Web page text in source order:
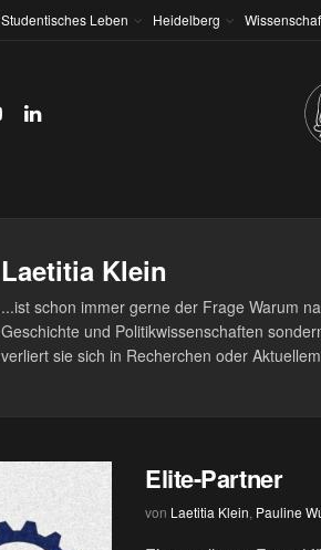
Studentisches Leben Heidelberg
Laetitia Klein
...ist schon immer gerne der Frage Warum
Geschichte und Politikwissenschaften
verliert sie sich in Recherchen oder
Elite-Partner
von Laetitia Klein, Pauline